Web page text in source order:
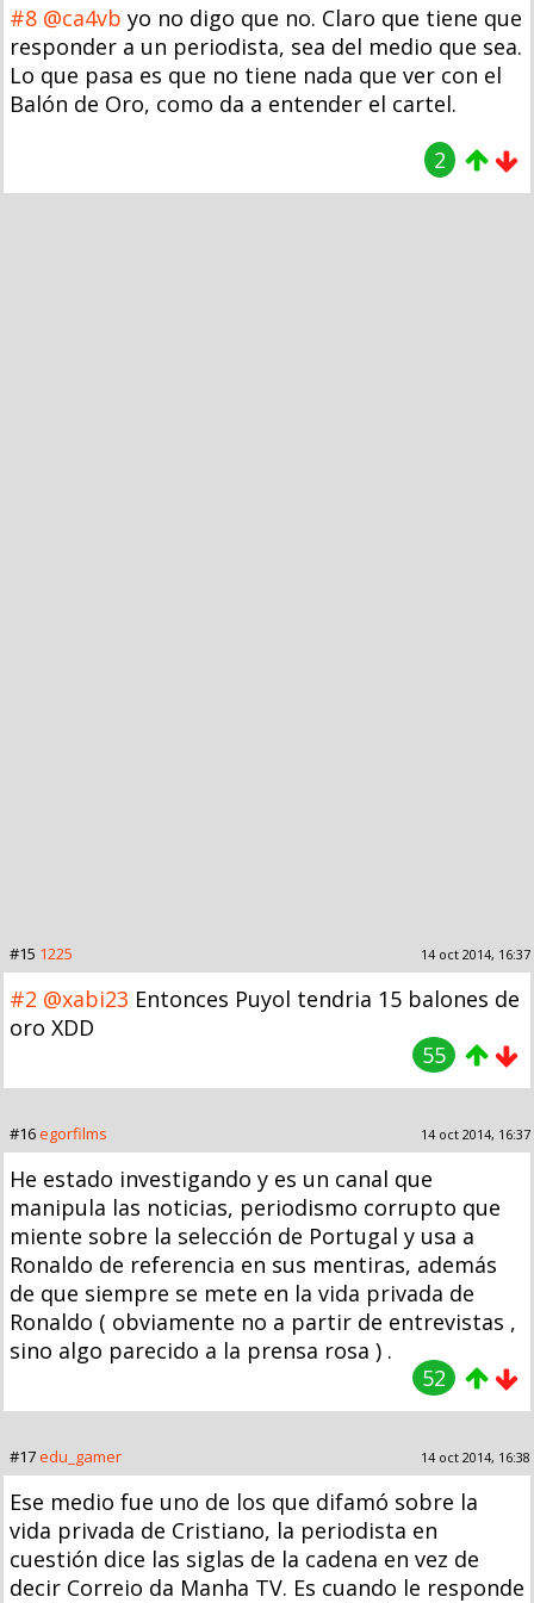
#8 @ca4vb yo no digo que no. Claro que tiene que
responder a un periodista, sea del medio que sea.
Lo que pasa es que no tiene nada que ver con el
Balón de Oro, como da a entender el cartel.
2
#15 1225 14 oct 2014, 16:37
#2 @xabi23 Entonces Puyol tendria 15 balones de
oro XDD
55
#16egorfilms 14 oct 2014, 16:37
He estado investigando y es un canal que
manipula las noticias, periodismo corrupto que
miente sobre la selección de Portugal y usa a
Ronaldo de referencia en sus mentiras, además
de que siempre se mete en la vida privada de
Ronaldo ( obviamente no a partir de entrevistas ,
sino algo parecido a la prensa rosa ) .
52
#17edu_gamer 14 oct 2014, 16:38
Ese medio fue uno de los que difamó sobre la
vida privada de Cristiano, la periodista en
cuestión dice las siglas de la cadena en vez de
decir Correio da Manha TV. Es cuando le responde